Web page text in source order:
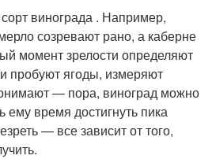
винограда . Например,
созревают рано, а каберне
момент зрелости определяют
пробуют ягоды, измеряют
— пора, виноград можно
время достигнуть пика
— все зависит от того,